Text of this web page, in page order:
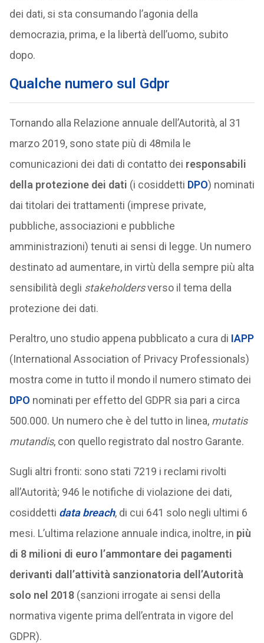
dei dati, si sta consumando l’agonia della
democrazia, prima, e la libertà dell’uomo, subito
dopo.
Qualche numero sul Gdpr
Tornando alla Relazione annuale dell’Autorità, al 31
marzo 2019, sono state più di 48mila le
comunicazioni dei dati di contatto dei responsabili
della protezione dei dati (i cosiddetti DPO) nominati
dai titolari dei trattamenti (imprese private,
pubbliche, associazioni e pubbliche
amministrazioni) tenuti ai sensi di legge. Un numero
destinato ad aumentare, in virtù della sempre più alta
sensibilità degli stakeholdersverso il tema della
protezione dei dati.
Peraltro, uno studio appena pubblicato a cura di IAPP
(International Association of Privacy Professionals)
mostra come in tutto il mondo il numero stimato dei
DPO nominati per effetto del GDPR sia pari a circa
500.000. Un numero che è del tutto in linea, mutatis
mutandis, con quello registrato dal nostro Garante.
Sugli altri fronti: sono stati 7219 i reclami rivolti
all’Autorità; 946 le notifiche di violazione dei dati,
cosiddetti data breach, di cui 641 solo negli ultimi 6
mesi. L’ultima relazione annuale indica, inoltre, in più
di 8 milioni di euro l’ammontare dei pagamenti
derivanti dall’attività sanzionatoria dell’Autorità
solo nel 2018(sanzioni irrogate ai sensi della
normativa vigente prima dell’entrata in vigore del
GDPR).